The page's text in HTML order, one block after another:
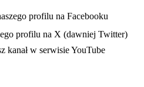
w nowej karcieprofilu na Facebooku
profilu na X (dawniej Twitter)
w nowej karcie
kanał w serwisie YouTube